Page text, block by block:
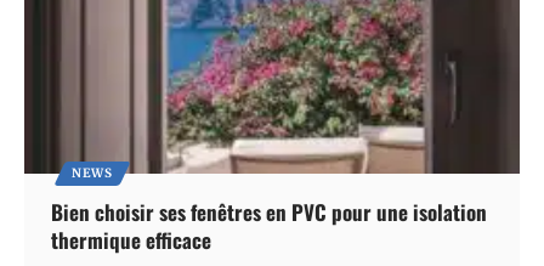
NEWS
Bien choisir ses fenêtres en PVC pour une isolation
thermique efficace